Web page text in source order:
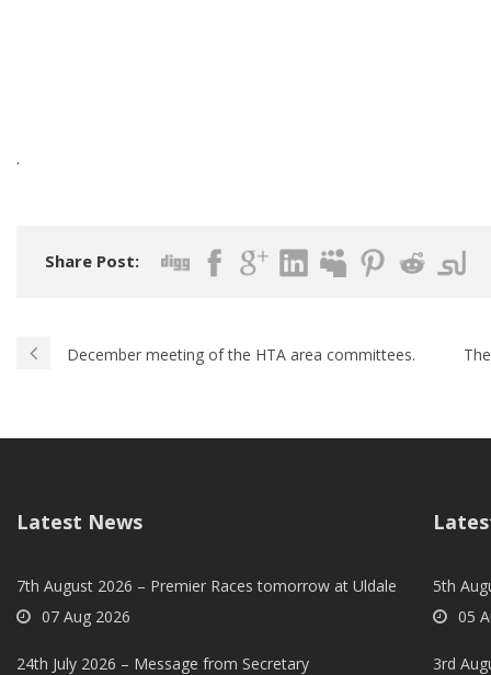
.
Share Post:
December meeting of the HTA area committees.
Latest News
7th August 2026 – Premier Races tomorrow at Uldale
07 Aug 2026
24th July 2026 – Message from Secretary
5th
05
3rd